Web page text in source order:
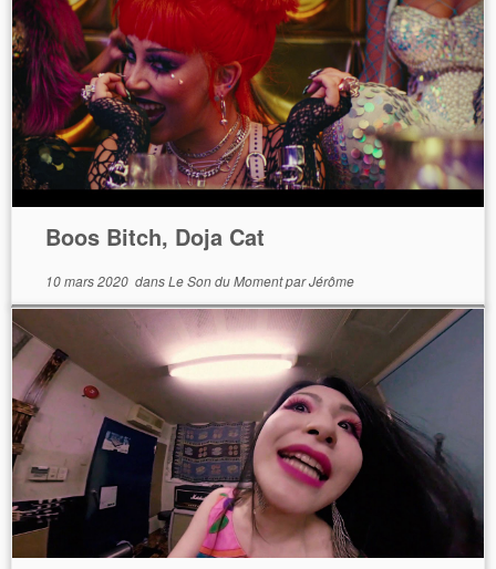
Boos Bitch, Doja Cat
10 mars 2020dansLe Son du MomentparJérôme